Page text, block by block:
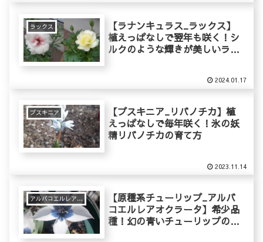
ラックス
【ラナンキュラス_ラックス】
植えっぱなしで翌年も咲く！シ
ルクのような輝きが美しいラッ
2024.01.17
プスキニア
【プスキニア_リバノチカ】植
えっぱなしで毎年咲く！氷の妖
精リバノチカの育て方
2023.11.14
アルバコエルレアオクラータ
【原種系チューリップ_アルバ
コエルレアオクラータ】希少品
種！幻の青いチューリップの育